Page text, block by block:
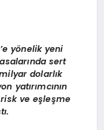
yönelik yeni
sert
dolarlık
yatırımcının
ve eşleşme